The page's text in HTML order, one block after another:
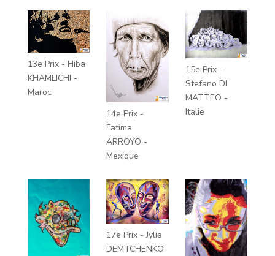
13e Prix - Hiba
KHAMLICHI -
Maroc
14e Prix -
Fatima
ARROYO -
Mexique
15e Prix -
Stefano DI
MATTEO -
Italie
17e Prix - Jylia
DEMTCHENKO